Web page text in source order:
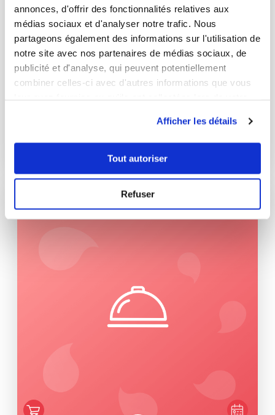
annonces, d'offrir des fonctionnalités relatives aux
médias sociaux et d'analyser notre trafic. Nous
partageons également des informations sur l'utilisation de
notre site avec nos partenaires de médias sociaux, de
publicité et d'analyse, qui peuvent potentiellement
combiner celles-ci avec d'autres informations que vous
Afficher les détails
Tout autoriser
Refuser
annam_aa69
0